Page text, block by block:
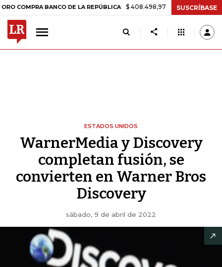
BANCO DE LA REPÚBLICA $ 408.498,97 +$ 8.753,81 +2,19%
SUSCRÍBASE
ESTADOS UNIDOS
WarnerMedia y Discovery
completan fusión, se
convierten en Warner Bros
Discovery
sábado, 9 de abril de 2022